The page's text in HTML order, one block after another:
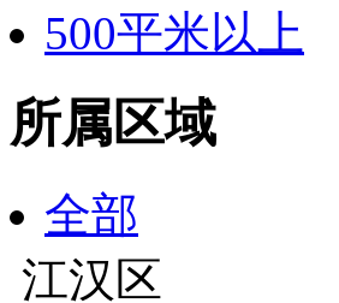
500平米以上
所属区域
全部
江汉区